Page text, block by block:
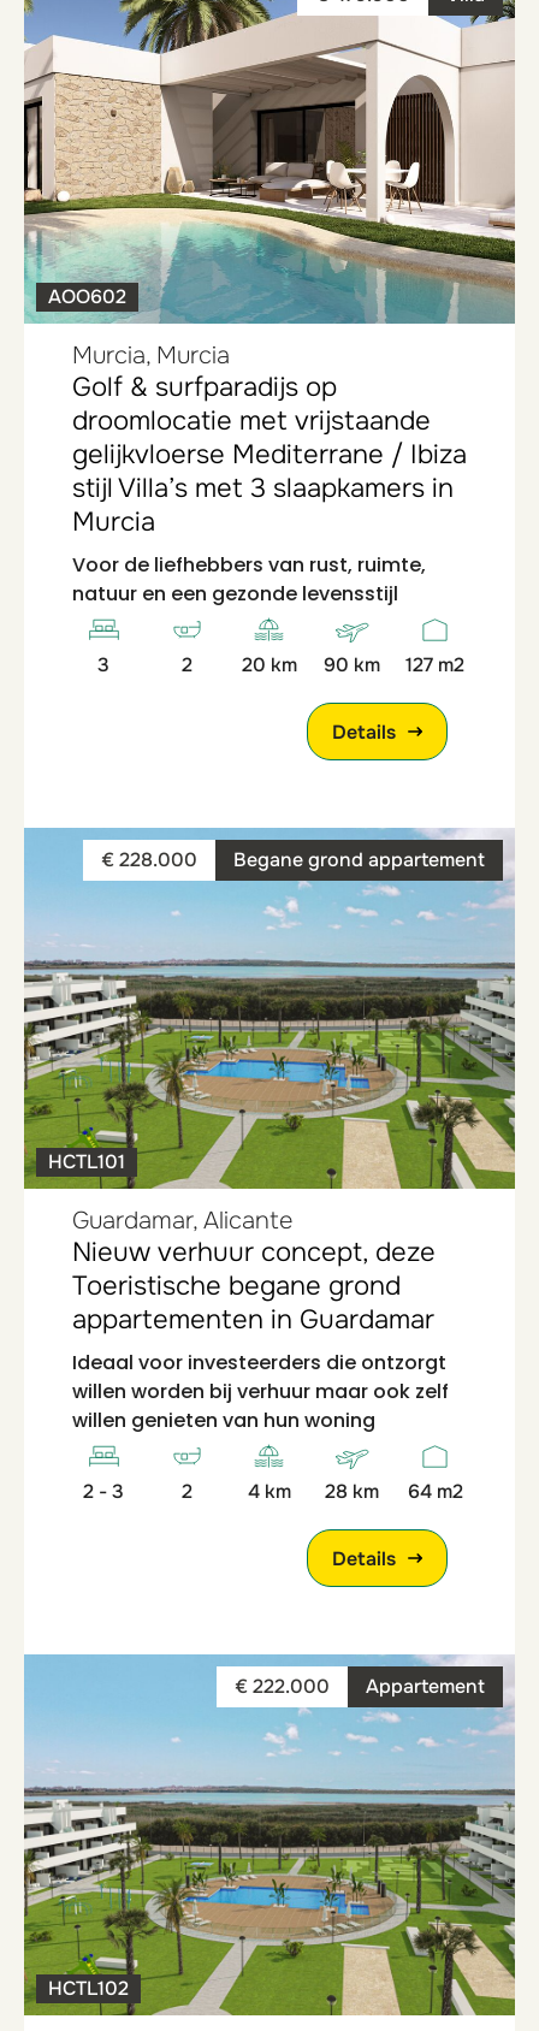
AOO602
Murcia, Murcia
Golf & surfparadijs op
droomlocatie met vrijstaande
gelijkvloerse Mediterrane / Ibiza
stijl Villa’s met 3 slaapkamers in
Murcia
Voor de liefhebbers van rust, ruimte,
natuur en een gezonde levensstijl
3 2 20 km 90 km 127 m2
Details
Begane grond appartement
€ 228.000
HCTL101
Guardamar, Alicante
Nieuw verhuur concept, deze
Toeristische begane grond
appartementen in Guardamar
Ideaal voor investeerders die ontzorgt
willen worden bij verhuur maar ook zelf
willen genieten van hun woning
2 - 3 2 4 km 28 km 64 m2
Details
Appartement
€ 222.000
HCTL102